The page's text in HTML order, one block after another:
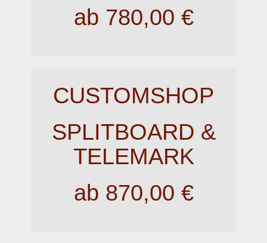
ab 780,00 €
CUSTOMSHOP
SPLITBOARD &
TELEMARK
ab 870,00 €